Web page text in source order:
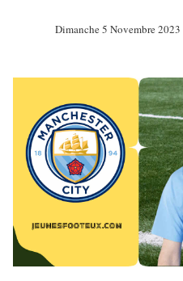
Dimanche 5 Novembre